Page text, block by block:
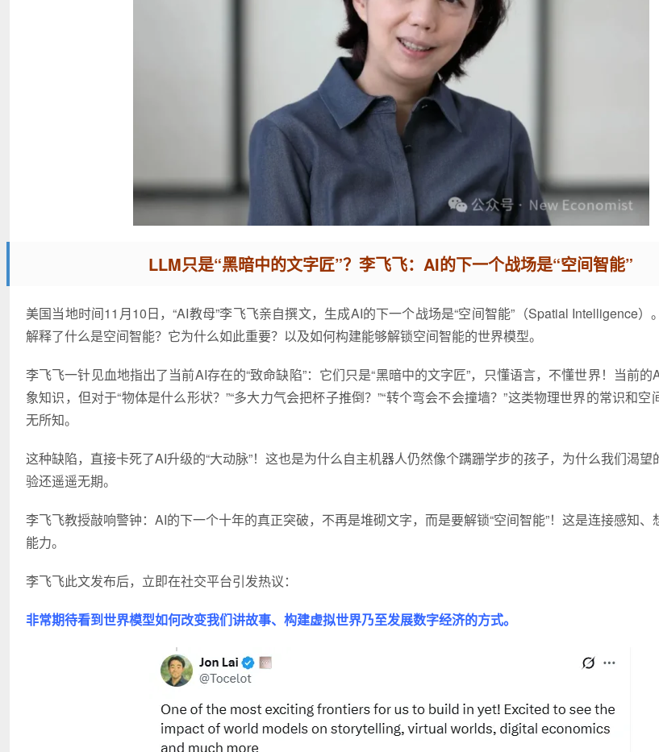
LLM只是“黑暗中的文字匠”？李飞飞：AI的下一个战场是“空间智能”
美国当地时间11月10日，“AI教母”李飞飞亲自撰文，生成AI的下一个战场是“空间智能”（Spatial Intelligence）
解释了什么是空间智能？它为什么如此重要？以及如何构建能够解锁空间智能的世界模型。
李飞飞一针见血地指出了当前AI存在的“致命缺陷”：它们只是“黑暗中的文字匠”，只懂语言，不懂世界！当前的
象知识，但对于“物体是什么形状？”“多大力气会把杯子推倒？”“转个弯会不会撞墙？”这类物理世界的常识和
无所知。
这种缺陷，直接卡死了AI升级的“大动脉”！这也是为什么自主机器人仍然像个蹒跚学步的孩子，为什么我们渴望
验还遥遥无期。
李飞飞教授敲响警钟：AI的下一个十年的真正突破，不再是堆砌文字，而是要解锁“空间智能”！这是连接感知、
能力。
李飞飞此文发布后，立即在社交平台引发热议：
非常期待看到世界模型如何改变我们讲故事、构建虚拟世界乃至发展数字经济的方式。